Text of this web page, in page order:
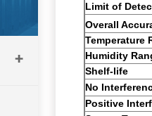
Limit of
Overall
Temperature
Humidity
Shelf-life
No
Positive